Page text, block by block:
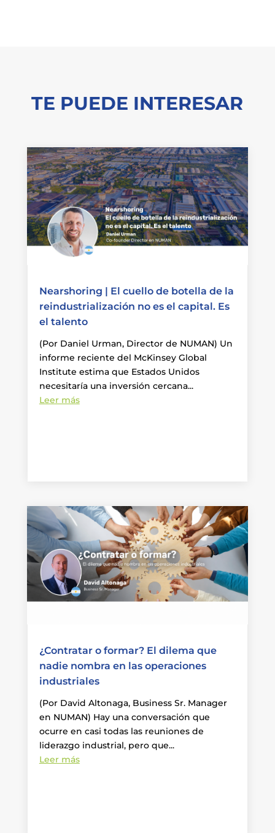
TE PUEDE INTERESAR
Nearshoring | El cuello de botella de la
reindustrialización no es el capital. Es
el talento
(Por Daniel Urman, Director de NUMAN) Un
informe reciente del McKinsey Global
Institute estima que Estados Unidos
necesitaría una inversión cercana...
Leer más
¿Contratar o formar? El dilema que
nadie nombra en las operaciones
industriales
(Por David Altonaga, Business Sr. Manager
en NUMAN) Hay una conversación que
ocurre en casi todas las reuniones de
liderazgo industrial, pero que...
Leer más